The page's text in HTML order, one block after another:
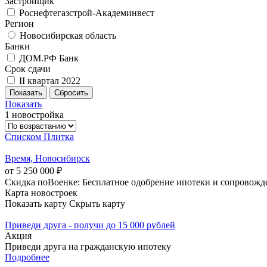
Роснефтегазстрой-Академинвест
Регион
Новосибирская область
Банки
ДОМ.РФ Банк
Срок сдачи
II квартал 2022
Показать
1 новостройка
Списком Плитка
Время, Новосибирск
от 5 250 000 ₽
Скидка поВоенке: Бесплатное одобрение ипотеки и
Карта новостроек
Показать карту Скрыть карту
Приведи друга - получи до 15 000 рублей
Акция
Приведи друга на гражданскую ипотеку
Подробнее